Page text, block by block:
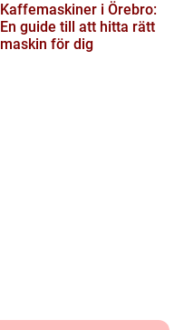
Kaffemaskiner i Örebro:
En guide till att hitta rätt
maskin för dig